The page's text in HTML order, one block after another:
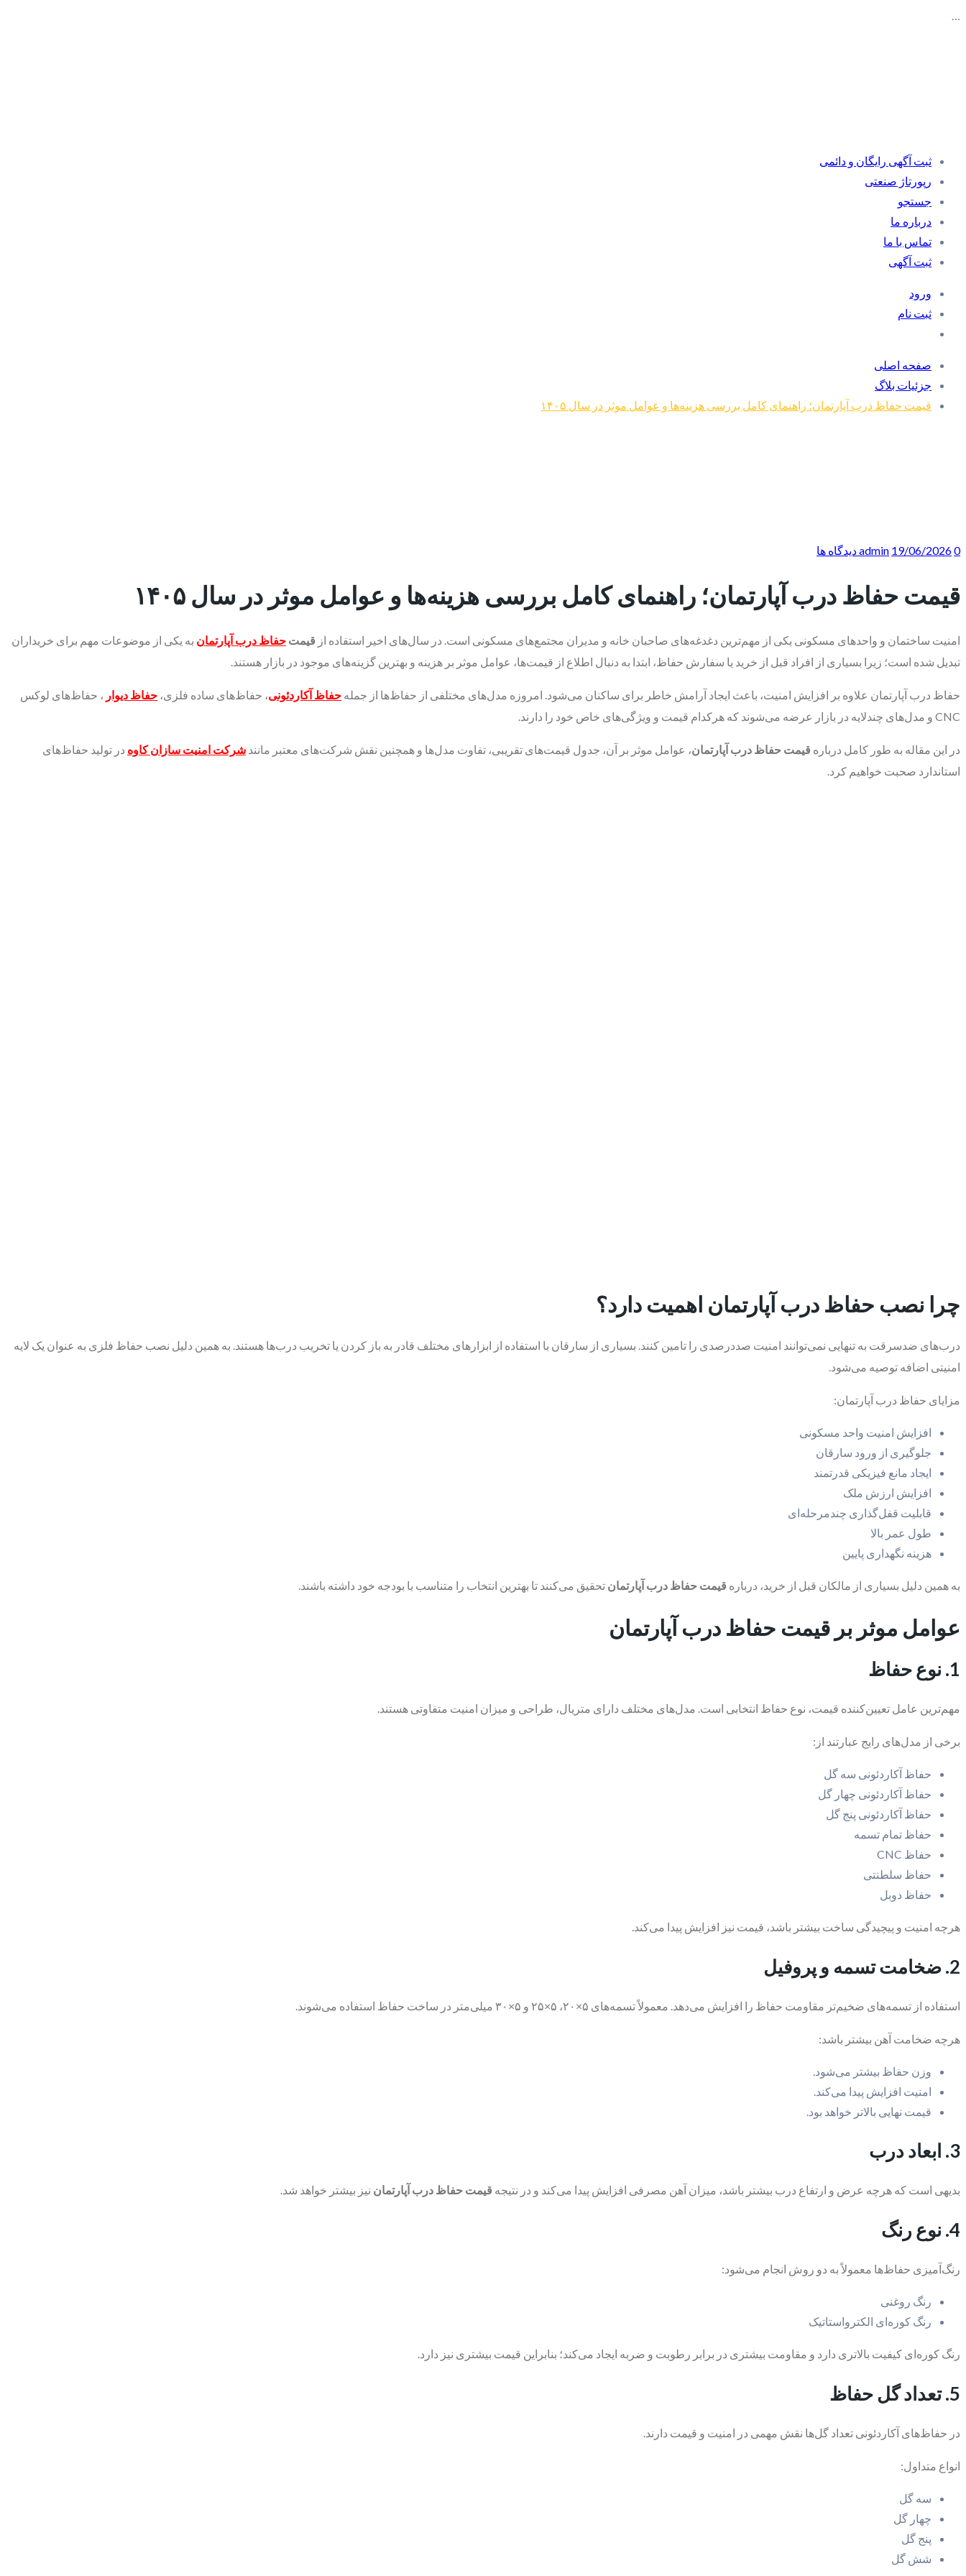
…
ثبت آگهی رایگان و دائمی
رپورتاژ صنعتی
جستجو
درباره ما
تماس با ما
ثبت آگهی
ورود
ثبت نام
صفحه اصلی
جزئیات بلاگ
قیمت حفاظ درب آپارتمان؛ راهنمای کامل بررسی هزینه‌ها و عوامل موثر در سال ۱۴۰۵
admin 19/06/20260 دیدگاه ها
قیمت حفاظ درب آپارتمان؛ راهنمای کامل بررسی هزینه‌ها و عوامل موثر در سال ۱۴۰۵
امنیت ساختمان و واحدهای مسکونی یکی از مهم‌ترین دغدغه‌های صاحبان خانه و مدیران مجتمع‌های مسکونی است. در سال‌های اخیر استفاده از قیمت حفاظ درب آپارتمان به یکی از موضوعات مهم برای خریداران
تبدیل شده است؛ زیرا بسیاری از افراد قبل از خرید یا سفارش حفاظ، ابتدا به دنبال اطلاع از قیمت‌ها، عوامل موثر بر هزینه و بهترین گزینه‌های موجود در بازار هستند.
حفاظ درب آپارتمان علاوه بر افزایش امنیت، باعث ایجاد آرامش خاطر برای ساکنان می‌شود. امروزه مدل‌های مختلفی از حفاظ‌ها از جمله حفاظ آکاردئونی، حفاظ‌های ساده فلزی، حفاظ دیوار ، حفاظ‌های لوکس
CNC و مدل‌های چندلایه در بازار عرضه می‌شوند که هرکدام قیمت و ویژگی‌های خاص خود را دارند.
در این مقاله به طور کامل درباره قیمت حفاظ درب آپارتمان، عوامل موثر بر آن، جدول قیمت‌های تقریبی، تفاوت مدل‌ها و همچنین نقش شرکت‌های معتبر مانند شرکت امنیت سازان کاوه در تولید حفاظ‌های
استاندارد صحبت خواهیم کرد.
چرا نصب حفاظ درب آپارتمان اهمیت دارد؟
درب‌های ضدسرقت به تنهایی نمی‌توانند امنیت صددرصدی را تامین کنند. بسیاری از سارقان با استفاده از ابزارهای مختلف قادر به باز کردن یا تخریب درب‌ها هستند. به همین دلیل نصب حفاظ فلزی به عنوان یک لایه
امنیتی اضافه توصیه می‌شود.
مزایای حفاظ درب آپارتمان:
افزایش امنیت واحد مسکونی
جلوگیری از ورود سارقان
ایجاد مانع فیزیکی قدرتمند
افزایش ارزش ملک
قابلیت قفل‌گذاری چندمرحله‌ای
طول عمر بالا
هزینه نگهداری پایین
به همین دلیل بسیاری از مالکان قبل از خرید، درباره قیمت حفاظ درب آپارتمان تحقیق می‌کنند تا بهترین انتخاب را متناسب با بودجه خود داشته باشند.
عوامل موثر بر قیمت حفاظ درب آپارتمان
1. نوع حفاظ
مهم‌ترین عامل تعیین‌کننده قیمت، نوع حفاظ انتخابی است. مدل‌های مختلف دارای متریال، طراحی و میزان امنیت متفاوتی هستند.
برخی از مدل‌های رایج عبارتند از:
حفاظ آکاردئونی سه گل
حفاظ آکاردئونی چهار گل
حفاظ آکاردئونی پنج گل
حفاظ تمام تسمه
حفاظ CNC
حفاظ سلطنتی
حفاظ دوبل
هرچه امنیت و پیچیدگی ساخت بیشتر باشد، قیمت نیز افزایش پیدا می‌کند.
2. ضخامت تسمه و پروفیل
استفاده از تسمه‌های ضخیم‌تر مقاومت حفاظ را افزایش می‌دهد. معمولاً تسمه‌های ۵×۲۰، ۵×۲۵ و ۵×۳۰ میلی‌متر در ساخت حفاظ استفاده می‌شوند.
هرچه ضخامت آهن بیشتر باشد:
وزن حفاظ بیشتر می‌شود.
امنیت افزایش پیدا می‌کند.
قیمت نهایی بالاتر خواهد بود.
3. ابعاد درب
بدیهی است که هرچه عرض و ارتفاع درب بیشتر باشد، میزان آهن مصرفی افزایش پیدا می‌کند و در نتیجه قیمت حفاظ درب آپارتمان نیز بیشتر خواهد شد.
4. نوع رنگ
رنگ‌آمیزی حفاظ‌ها معمولاً به دو روش انجام می‌شود:
رنگ روغنی
رنگ کوره‌ای الکترواستاتیک
رنگ کوره‌ای کیفیت بالاتری دارد و مقاومت بیشتری در برابر رطوبت و ضربه ایجاد می‌کند؛ بنابراین قیمت بیشتری نیز دارد.
5. تعداد گل حفاظ
در حفاظ‌های آکاردئونی تعداد گل‌ها نقش مهمی در امنیت و قیمت دارند.
انواع متداول:
سه گل
چهار گل
پنج گل
شش گل